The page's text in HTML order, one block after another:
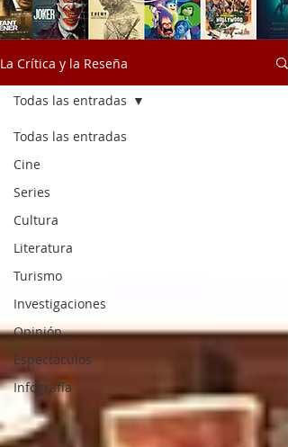
La Crítica y la Reseña
Todas las entradas
Cine
Series
Cultura
Literatura
Turismo
Investigaciones
Opinión
Espectáculos
Infografía
Todas las entradas